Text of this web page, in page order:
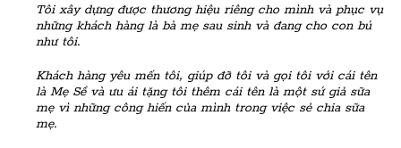
Tôi xây dựng được thương hiệu riêng cho mình và phục vụ
những khách hàng là bà mẹ sau sinh và đang cho con bú
như tôi.
Khách hàng yêu mến tôi, giúp đỡ tôi và gọi tôi với cái tên
là Mẹ Sề và ưu ái tặng tôi thêm cái tên là một sứ giả sữa
mẹ vì những công hiến của mình trong việc sẻ chia sữa
mẹ.